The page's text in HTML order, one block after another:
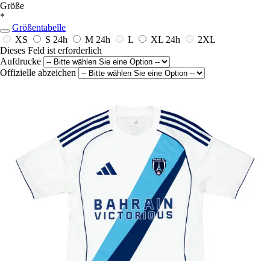
Größe
*
Größentabelle
XS
S 24h M 24h L XL 24h
2XL
Dieses Feld ist erforderlich
Aufdrucke
Offizielle abzeichen